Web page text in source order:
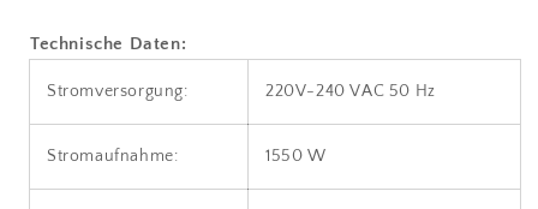
Technische Daten:
Stromversorgung: 220V-240 VAC 50 Hz
Stromaufnahme: 1550 W